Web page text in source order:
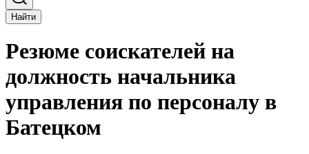
Найти
Резюме соискателей на
должность начальника
управления по персоналу в
Батецком